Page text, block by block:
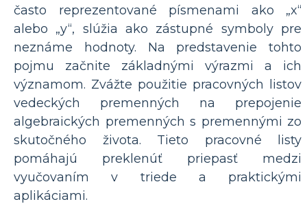
často reprezentované písmenami ako „x“
alebo „y“, slúžia ako zástupné symboly pre
neznáme hodnoty. Na predstavenie tohto
pojmu začnite základnými výrazmi a ich
významom. Zvážte použitie pracovných listov
vedeckých premenných na prepojenie
algebraických premenných s premennými zo
skutočného života. Tieto pracovné listy
pomáhajú preklenúť priepasť medzi
vyučovaním v triede a praktickými
aplikáciami.